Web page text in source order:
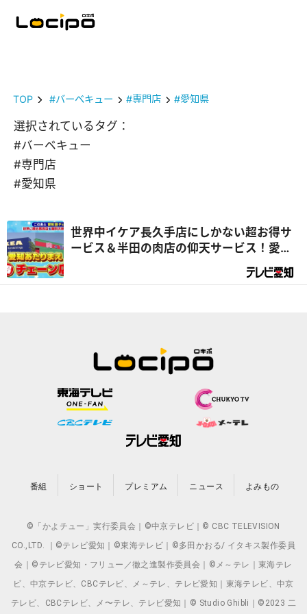
TOP #バーベキュー #専門店 #愛知県
選択されているタグ：
#バーベキュー
#専門店
#愛知県
世界中イケア長久手店にしかない超お得サ
ービス＆半田の肉店の仰天サービス！愛知
のチェーンのあたりまえがスゴイ！「千原
ジュニアの 愛知あたりまえワールド☆」
番組 ショート プレミアム ニュース よみもの
©「かよチュー」実行委員会｜©中京テレビ｜© CBC TELEVISION
CO.,LTD. ｜©テレビ愛知｜©東海テレビ｜©多田かおる/ イタキス製作委員
会｜©テレビ愛知・フリュー／徹之進製作委員会｜©メ～テレ｜東海テレ
ビ、中京テレビ、CBCテレビ、メ～テレ、テレビ愛知｜東海テレビ、中京
テレビ、CBCテレビ、メ〜テレ、テレビ愛知｜© Studio Ghibli｜©2023 二